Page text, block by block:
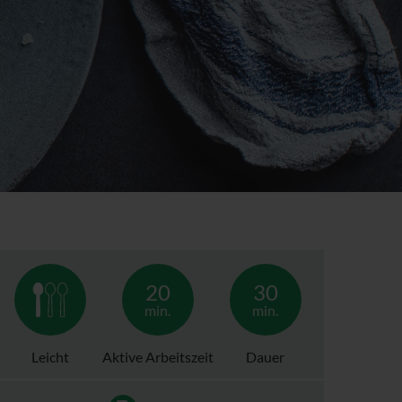
Leicht
20
min.
Aktive Arbeitszeit
30
min.
Dauer